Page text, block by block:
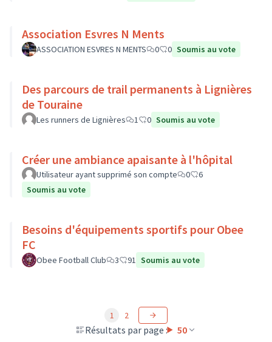
Association Esvres N Ments
ASSOCIATION ESVRES N MENTS 0 0 Soumis au vote
Des parcours de trail permanents à Lignières
de Touraine
Les runners de Lignières 1 0 Soumis au vote
Créer une ambiance apaisante à l'hôpital
Utilisateur ayant supprimé son compte 0
6
Soumis au vote
Besoins d'équipements sportifs pour Obee
FC
Obee Football Club 3 91 Soumis au vote
Résultats par page : 50
1 2